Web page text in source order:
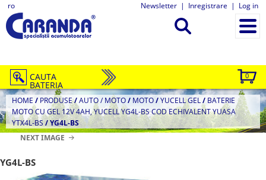
ro Newsletter | Inregistrare | Log in
0
CAUTA
BATERIA
HOME / PRODUSE/AUTO / MOTO/ MOTO/YUCELL GEL/ BATERIE
MOTO CU GEL 12V 4AH, YUCELL YG4L-BS COD ECHIVALENT YUASA
YTX4L-BS/YG4L-BS
NEXT IMAGE
YG4L-BS